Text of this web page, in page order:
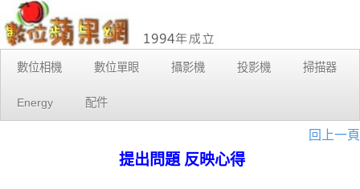
數位相機 數位單眼 攝影機 投影機 掃描器
Energy 配件
回上一頁
提出問題 反映心得